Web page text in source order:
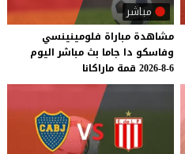
مباشر
مشاهدة مباراة فلومينينسي
وفاسكو دا جاما بث مباشر اليوم
6-8-2026
قمة ماراكانا